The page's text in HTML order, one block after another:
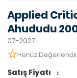
Applied
Ahududu
07-2027
Henüz
Satış Fiyatı